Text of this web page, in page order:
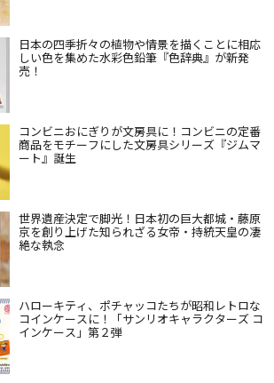
日本の四季折々の植物や情景を描くことに相応
しい色を集めた水彩色鉛筆『色辞典』が新発
売！
コンビニおにぎりが文房具に！コンビニの定番
商品をモチーフにした文房具シリーズ『ジムマ
ート』誕生
世界遺産決定で脚光！日本初の巨大都城・藤原
京を創り上げた知られざる女帝・持統天皇の凄
絶な執念
ハローキティ、ポチャッコたちが昭和レトロな
コインケースに！「サンリオキャラクターズ コ
インケース」第２弾